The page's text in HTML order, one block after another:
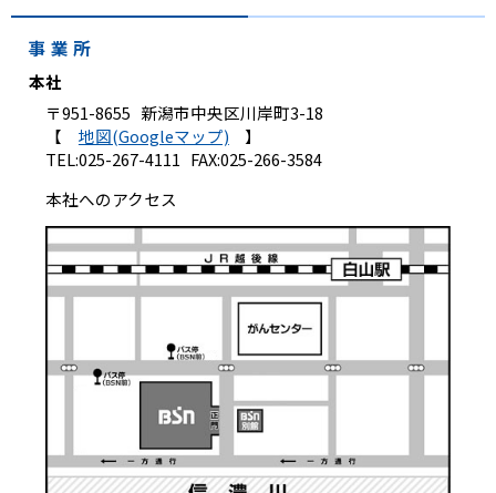
事 業 所
本社
〒951-8655 新潟市中央区川岸町3-18
【
地図(Googleマップ)
】
TEL:025-267-4111 FAX:025-266-3584
本社へのアクセス